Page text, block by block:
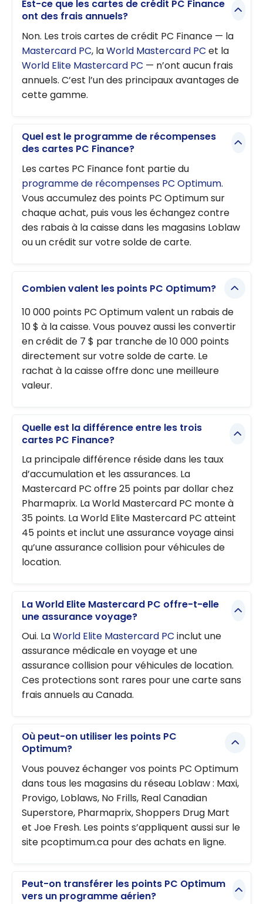
Est-ce que les cartes de crédit PC Finance
ont des frais annuels?
Non. Les trois cartes de crédit PC Finance — la
Mastercard PC, laWorld Mastercard PC et la
World Elite Mastercard PC — n’ont aucun frais
annuels. C’est l’un des principaux avantages de
cette gamme.
Quel est le programme de récompenses
des cartes PC Finance?
Les cartes PC Finance font partie du
programme de récompenses PC Optimum.
Vous accumulez des points PC Optimum sur
chaque achat, puis vous les échangez contre
des rabais à la caisse dans les magasins Loblaw
ou un crédit sur votre solde de carte.
Combien valent les points PC Optimum?
10 000 points PC Optimum valent un rabais de
10 $ à la caisse. Vous pouvez aussi les convertir
en crédit de 7 $ par tranche de 10 000 points
directement sur votre solde de carte. Le
rachat à la caisse offre donc une meilleure
valeur.
Quelle est la différence entre les trois
cartes PC Finance?
La principale différence réside dans les taux
d’accumulation et les assurances. La
Mastercard PC offre 25 points par dollar chez
Pharmaprix. La World Mastercard PC monte à
35 points. La World Elite Mastercard PC atteint
45 points et inclut une assurance voyage ainsi
qu’une assurance collision pour véhicules de
location.
La World Elite Mastercard PC offre-t-elle
une assurance voyage?
Oui. LaWorld Elite Mastercard PC inclut une
assurance médicale en voyage et une
assurance collision pour véhicules de location.
Ces protections sont rares pour une carte sans
frais annuels au Canada.
Où peut-on utiliser les points PC
Optimum?
Vous pouvez échanger vos points PC Optimum
dans tous les magasins du réseau Loblaw : Maxi,
Provigo, Loblaws, No Frills, Real Canadian
Superstore, Pharmaprix, Shoppers Drug Mart
et Joe Fresh. Les points s’appliquent aussi sur le
site pcoptimum.ca pour des achats en ligne.
Peut-on transférer les points PC Optimum
vers un programme aérien?